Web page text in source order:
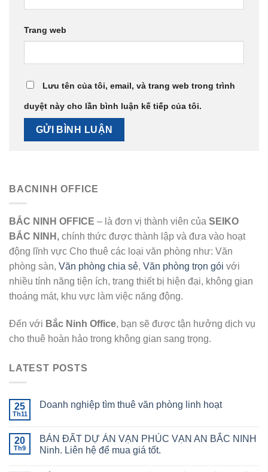
Trang web
Lưu tên của tôi, email, và trang web trong trình
duyệt này cho lần bình luận kế tiếp của tôi.
BACNINH OFFICE
BẮC NINH OFFICE – là đơn vị thành viên của SEIKO
BẮC NINH , chính thức được thành lập và đưa vào hoạt
động lĩnh vực Cho thuê các loại văn phòng như: Văn
phòng sàn, Văn phòng chia sẻ, Văn phòng trọn gói với
nhiều tính năng tiện ích, trang thiết bị hiện đại, không gian
thoáng mát, khu vực làm việc năng động.
Đến với Bắc Ninh Office, bạn sẽ được tận hưởng dịch vụ
cho thuê hoàn hảo trong không gian sang trọng.
LATEST POSTS
25
Th11
Doanh nghiệp tìm thuê văn phòng linh hoạt
20
Th9
BÁN ĐẤT DỰ ÁN VẠN PHÚC VẠN AN BẮC NINH
Ninh. Liên hệ để mua giá tốt.